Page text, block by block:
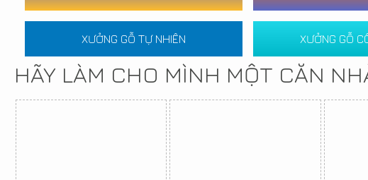
XƯỞNG GỖ TỰ NHIÊN XƯỞNG GỖ
HÃY LÀM CHO MÌNH MỘT CĂN